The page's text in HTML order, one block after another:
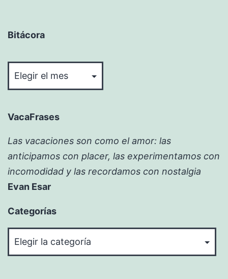
Bitácora
VacaFrases
Las vacaciones son como el amor: las
anticipamos con placer, las experimentamos con
incomodidad y las recordamos con nostalgia
Evan Esar
Categorías